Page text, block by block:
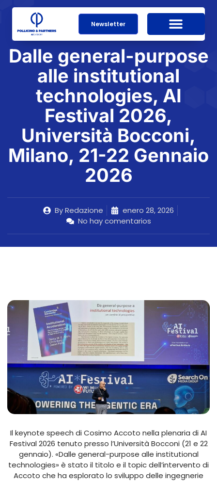
Newsletter
Dalle general-purpose
alle institutional
technologies, AI
Festival 2026,
Università Bocconi,
Milano, 21-22 Gennaio
2026
ByRedazione
enero 28, 2026
No hay comentarios
Il keynote speech di Cosimo Accoto nella plenaria di AI
Festival 2026 tenuto presso l’Università Bocconi (21 e 22
gennaio). «Dalle general-purpose alle institutional
technologies» è stato il titolo e il topic dell’intervento di
Accoto che ha esplorato lo sviluppo delle ingegnerie